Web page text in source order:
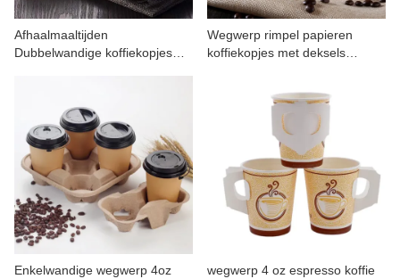
CONTACT MET ONS
Afhaalmaaltijden
Dubbelwandige koffiekopjes
Wegwerp rimpel papieren
koffiekopjes met deksels
Enkelwandige wegwerp 4oz
wegwerp 4 oz espresso koffie